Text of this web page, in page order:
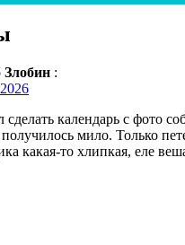
Злобин :
сделать календарь с фото
мило. Только
какая-то хлипкая, еле